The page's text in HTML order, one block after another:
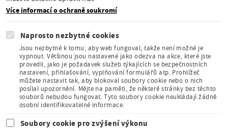
Člen Asociace
muzeí a galerií
České
republiky
Více informací o ochraně soukromí
Naprosto nezbytné cookies
Jsou nezbytné k tomu, aby web fungoval, takže není možné je
vypnout. Většinou jsou nastavené jako odezva na akce, které jste
provedli, jako je požadavek služeb týkajících se bezpečnostních
nastavení, přihlašování, vyplňování formulářů atp. Prohlížeč
můžete nastavit tak, aby blokoval soubory cookie nebo o nich
posílal upozornění. Mějte na paměti, že některé stránky bez těchto
souborů nebudou fungovat. Tyto soubory cookie neukládají žádně
osobní identifikovatelné informace.
Soubory cookie pro zvýšení výkonu